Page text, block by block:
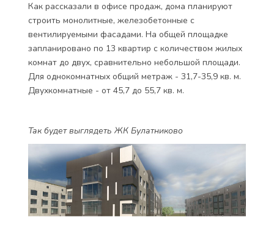
Как рассказали в офисе продаж, дома планируют
строить монолитные, железобетонные с
вентилируемыми фасадами. На общей площадке
запланировано по 13 квартир с количеством жилых
комнат до двух, сравнительно небольшой площади.
Для однокомнатных общий метраж - 31,7-35,9 кв. м.
Двухкомнатные - от 45,7 до 55,7 кв. м.
Так будет выглядеть ЖК Булатниково